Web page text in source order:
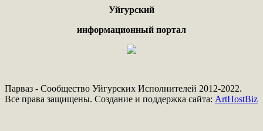
Уйгурский
информационный портал
Парваз - Сообщество Уйгурских Исполнителей 2012-2022.
Все права защищены. Создание и поддержка сайта: ArtHostBiz